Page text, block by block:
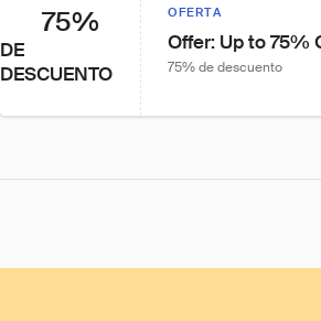
75%
DE
DESCUENTO
OFERTA
Offer: Up to 75%
75% de descuento